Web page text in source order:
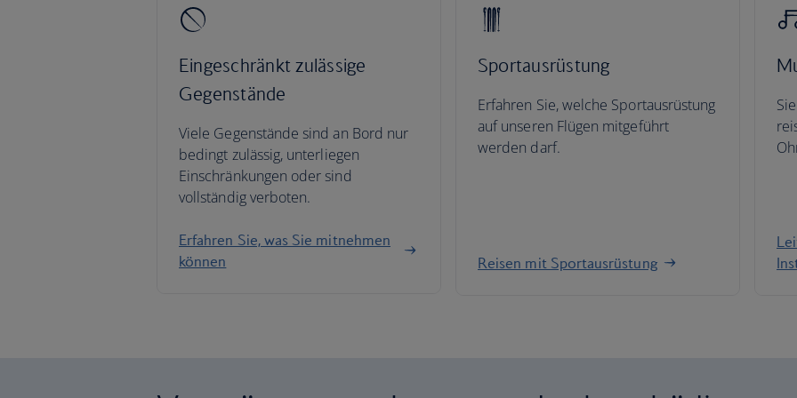
Eingeschränkt zulässige
Gegenstände
Viele Gegenstände sind an Bord nur
bedingt zulässig, unterliegen
Einschränkungen oder sind
vollständig verboten.
Erfahren Sie, was Sie mitnehmen
können
Sportausrüstung
Erfahren Sie, welche Sportausrüstung
auf unseren Flügen mitgeführt
werden darf.
Reisen mit Sportausrüstung